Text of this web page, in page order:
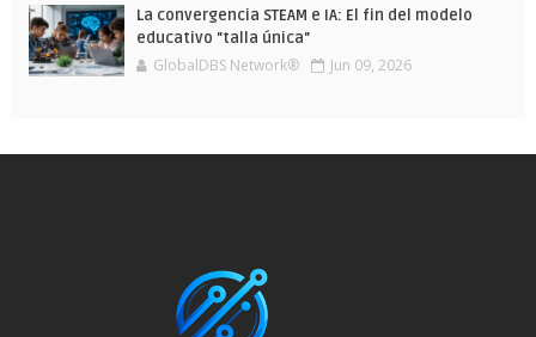
La convergencia STEAM e IA: El fin del modelo
educativo "talla única"
GlobalDBS Network® Jun 09, 2026